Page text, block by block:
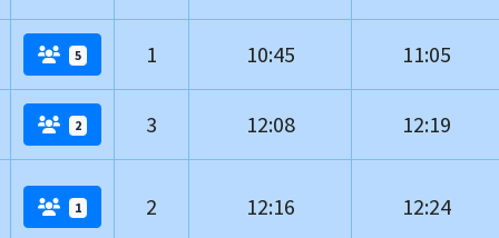
5 1 10:45 11:05
2 3 12:08 12:19
1 2 12:16 12:24